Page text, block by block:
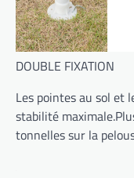
DOUBLE FIXATION
Les pointes au sol et
stabilité
tonnelles sur la